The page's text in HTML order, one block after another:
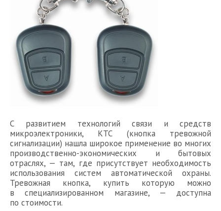
С развитием технологий связи и средств
микроэлектроники, КТС (кнопка тревожной
сигнализации) нашла широкое применение во многих
производственно-экономических и бытовых
отраслях, — там, где присутствует необходимость
использования систем автоматической охраны.
Тревожная кнопка, купить которую можно
в специализированном магазине, — доступна
по стоимости.